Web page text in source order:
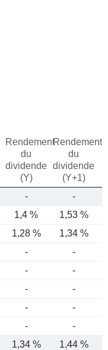
Rendement
du
dividende
(Y)
Rendement
du
dividende
(Y+1)
- -
1,4 % 1,53 %
1,28 % 1,34 %
-
-
-
-
-
-
-
-
-
-
1,34 % 1,44 %